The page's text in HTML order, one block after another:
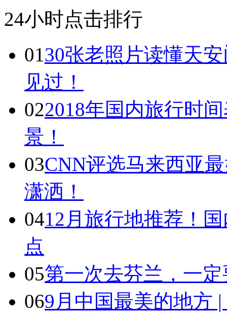
24小时点击排行
0130张老照片读懂天
见过！
022018年国内旅行时
景！
03CNN评选马来西亚
潇洒！
0412月旅行地推荐！
点
05第一次去芬兰，一
069月中国最美的地方